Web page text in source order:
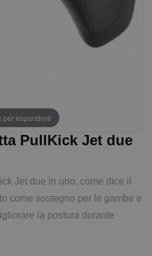
per espandere
PullKick Jet due
Jet due in uno, come dice il
come sostegno per le gambe e
la postura durante